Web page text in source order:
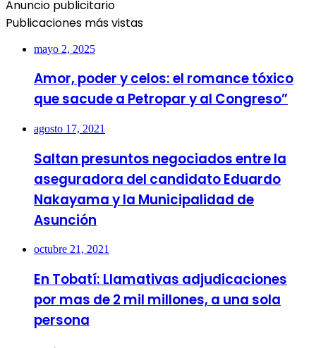
Anuncio publicitario
Publicaciones más vistas
mayo 2, 2025
Amor, poder y celos: el romance tóxico
que sacude a Petropar y al Congreso”
agosto 17, 2021
Saltan presuntos negociados entre la
aseguradora del candidato Eduardo
Nakayama y la Municipalidad de
Asunción
octubre 21, 2021
En Tobatí: Llamativas adjudicaciones
por mas de 2 mil millones, a una sola
persona